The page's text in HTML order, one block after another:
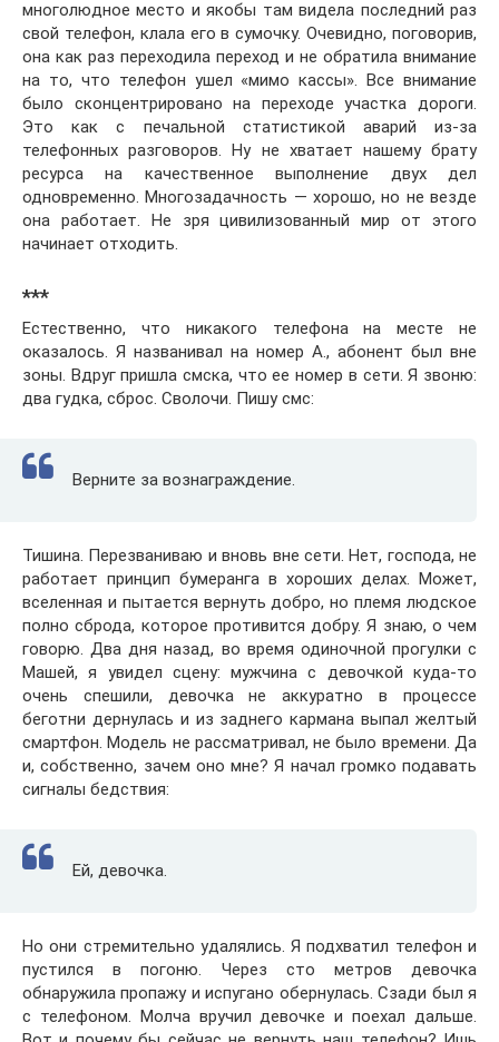
многолюдное место и якобы там видела последний раз
свой телефон, клала его в сумочку. Очевидно, поговорив,
она как раз переходила переход и не обратила внимание
на то, что телефон ушел «мимо кассы». Все внимание
было сконцентрировано на переходе участка дороги.
Это как с печальной статистикой аварий из-за
телефонных разговоров. Ну не хватает нашему брату
ресурса на качественное выполнение двух дел
одновременно. Многозадачность — хорошо, но не везде
она работает. Не зря цивилизованный мир от этого
начинает отходить.
***
Естественно, что никакого телефона на месте не
оказалось. Я названивал на номер А., абонент был вне
зоны. Вдруг пришла смска, что ее номер в сети. Я звоню:
два гудка, сброс. Сволочи. Пишу смс:
Верните за вознаграждение.
Тишина. Перезваниваю и вновь вне сети. Нет, господа, не
работает принцип бумеранга в хороших делах. Может,
вселенная и пытается вернуть добро, но племя людское
полно сброда, которое противится добру. Я знаю, о чем
говорю. Два дня назад, во время одиночной прогулки с
Машей, я увидел сцену: мужчина с девочкой куда-то
очень спешили, девочка не аккуратно в процессе
беготни дернулась и из заднего кармана выпал желтый
смартфон. Модель не рассматривал, не было времени. Да
и, собственно, зачем оно мне? Я начал громко подавать
сигналы бедствия:
Ей, девочка.
Но они стремительно удалялись. Я подхватил телефон и
пустился в погоню. Через сто метров девочка
обнаружила пропажу и испугано обернулась. Сзади был я
с телефоном. Молча вручил девочке и поехал дальше.